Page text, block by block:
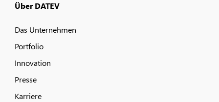
Über DATEV
Das Unternehmen
Portfolio
Innovation
Presse
Karriere